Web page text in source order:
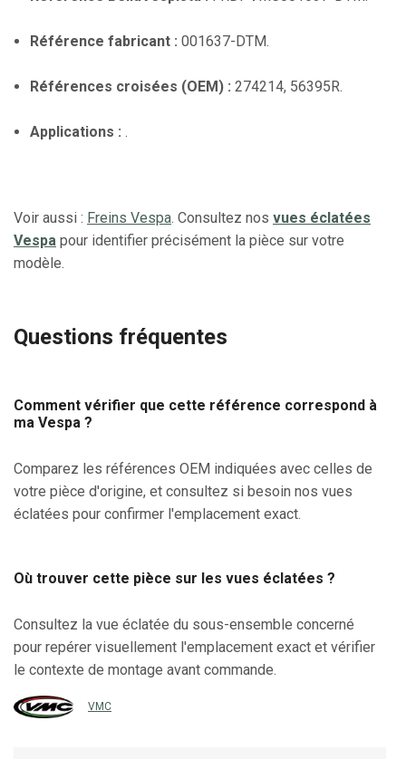
Référence fabricant : 001637-DTM.
Références croisées (OEM) : 274214, 56395R.
Applications : .
Voir aussi : Freins Vespa. Consultez nos vues éclatées
Vespa pour identifier précisément la pièce sur votre
modèle.
Questions fréquentes
Comment vérifier que cette référence correspond à
ma Vespa ?
Comparez les références OEM indiquées avec celles de
votre pièce d'origine, et consultez si besoin nos vues
éclatées pour confirmer l'emplacement exact.
Où trouver cette pièce sur les vues éclatées ?
Consultez la vue éclatée du sous-ensemble concerné
pour repérer visuellement l'emplacement exact et vérifier
le contexte de montage avant commande.
VMC